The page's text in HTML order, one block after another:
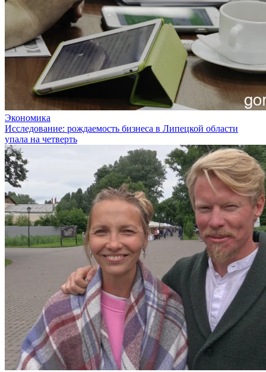
Экономика
Исследование: рождаемость бизнеса в Липецкой области
упала на четверть